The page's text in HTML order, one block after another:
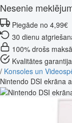
Nesenie
Piegāde no 4,99€
30 dienu
100% drošs
Kvalitātes garantija
/ Konsoles un
Nintendo DSI ekrāna